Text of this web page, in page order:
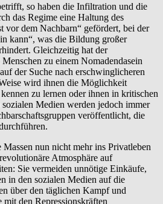
so haben die Infiltration und die
das Regime eine Haltung des
vor dem Nachbarn“ gefördert, bei der
kann“, was die Bildung großer
Gleichzeitig hat der
zu einem Nomadendasein
der Suche nach erschwinglicheren
wird ihnen die Möglichkeit
zu lernen oder ihnen in kritischen
Medien werden jedoch immer
veröffentlicht, die
Massen nun nicht mehr ins Privatleben
Atmosphäre auf
Sie vermeiden unnötige Einkäufe,
in den sozialen Medien auf die
über den täglichen Kampf und
den Repressionskräften